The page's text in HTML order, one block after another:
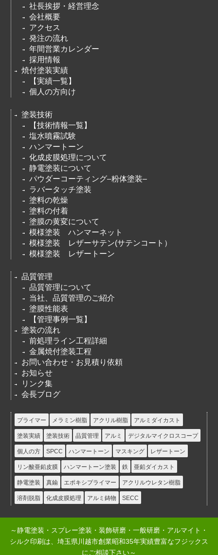
社長挨拶・経営理念
会社概要
アクセス
発注の流れ
年間営業カレンダー
採用情報
焼付塗装実績
【実績一覧】
個人の方向け
塗装技術
【技術情報一覧】
塩水噴霧試験
ハンマートーン
化成皮膜処理について
静電塗装について
パウダーコーティング–粉体塗装–
ラバータッチ塗装
塗料の乾燥
塗料の付着
塗膜の黄変について
模様塗装 ハンマーネット
模様塗装 レザーサテン(サテンコート）
模様塗装 レザートーン
品質管理
品質管理について
当社、品質管理のご紹介
塗膜性能表
【管理事例一覧】
塗装の流れ
前処理ライン工程詳細
金属焼付塗装工程
お問い合わせ・お見積り依頼
お知らせ
リンク集
会長ブログ
プライマー メラミン樹脂 アクリル樹脂 アルミダイカスト
塗装実績 塗装技術 品質管理 アルミ デジタルマイクロスコープ
個人の方 SPCC ハンマートーン マスキング レザートーン
リン酸亜鉛皮膜 ハンマートーン塗装 鉄 亜鉛ダイカスト
静電塗装 真鍮 エポキシプライマー アクリルウレタン樹脂
溶剤脱脂 化成皮膜処理 アルミ鋳物 SECC
～静電塗装・スプレー塗装・装飾研磨・一般研磨・アルマイト・
シルク印刷は、埼玉県川越市創業昭和35年実績豊富なフジックス
にご相談下さい～